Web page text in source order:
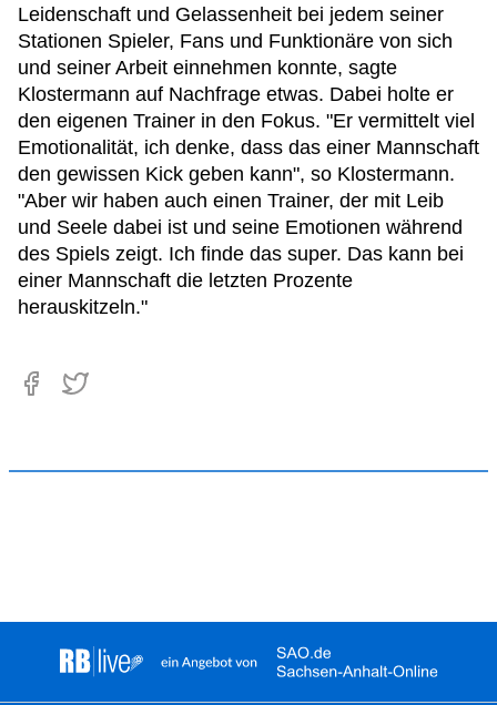
Leidenschaft und Gelassenheit bei jedem seiner
Stationen Spieler, Fans und Funktionäre von sich
und seiner Arbeit einnehmen konnte, sagte
Klostermann auf Nachfrage etwas. Dabei holte er
den eigenen Trainer in den Fokus. "Er vermittelt viel
Emotionalität, ich denke, dass das einer Mannschaft
den gewissen Kick geben kann", so Klostermann.
"Aber wir haben auch einen Trainer, der mit Leib
und Seele dabei ist und seine Emotionen während
des Spiels zeigt. Ich finde das super. Das kann bei
einer Mannschaft die letzten Prozente
herauskitzeln."